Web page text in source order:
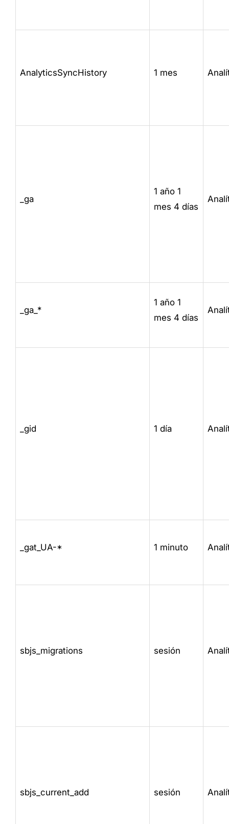
AnalyticsSyncHistory 1 mes
_ga
1 año 1
mes 4 días
_ga_*
1 año 1
mes 4 días
_gid 1 día
_gat_UA-* 1 minuto
sbjs_migrations sesión
sbjs_current_add sesión